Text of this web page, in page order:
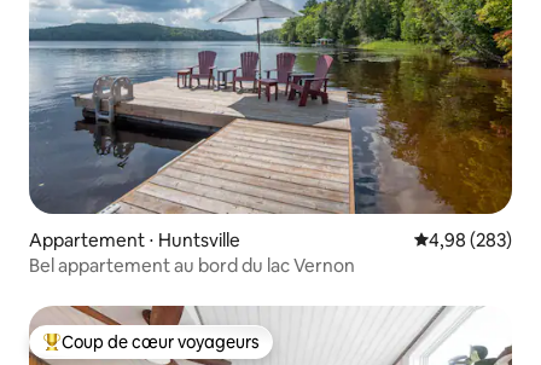
Appartement ⋅ Huntsville Évaluation
4,98 (283)
Bel appartement au bord du lac Vernon
Coups de cœur voyageurs les plus appréciés
Coup de cœur voyageurs